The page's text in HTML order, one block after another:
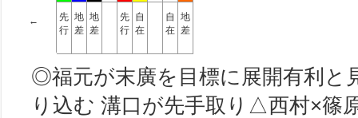
←
先
行
地
差
地
差
先
行
自
在
自
在
地
差
◎福元が末廣を目標に展開有利と
り込む 溝口が先手取り△西村×篠